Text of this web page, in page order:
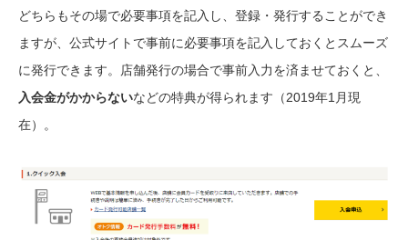
どちらもその場で必要事項を記入し、登録・発行することができ
ますが、公式サイトで事前に必要事項を記入しておくとスムーズ
に発行できます。店舗発行の場合で事前入力を済ませておくと、
入会金がかからないなどの特典が得られます（2019年1月現
在）。